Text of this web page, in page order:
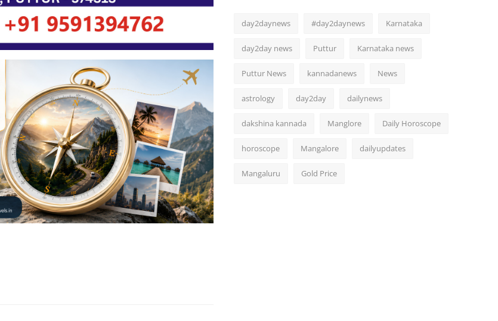
day2daynews #day2daynews Karnataka
day2day news Puttur Karnataka news
Puttur News kannadanews News
astrology day2day dailynews
dakshina kannada Manglore Daily Horoscope
horoscope Mangalore dailyupdates
Mangaluru Gold Price